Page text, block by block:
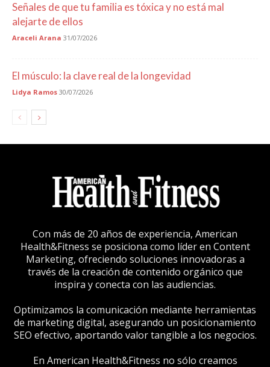
Señales de que tu familia es tóxica y no está mal
alejarte de ellos
Araceli Arana 31/07/2026
El músculo: la clave real de la longevidad
Lidya Ramos 30/07/2026
Con más de 20 años de experiencia, American
Health&Fitness se posiciona como líder en Content
Marketing, ofreciendo soluciones innovadoras a
través de la creación de contenido orgánico que
inspira y conecta con las audiencias.
Optimizamos la comunicación mediante herramientas
de marketing digital, asegurando un posicionamiento
SEO efectivo, aportando valor tangible a los negocios.
En American Health&Fitness no sólo creamos